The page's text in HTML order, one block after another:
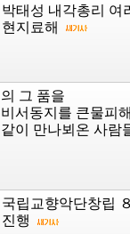
박태성 내각총리 여
현지료해
그 품을
서동지를 큰물피
같이 만나뵈온 사람
국립교향악단창립
진행